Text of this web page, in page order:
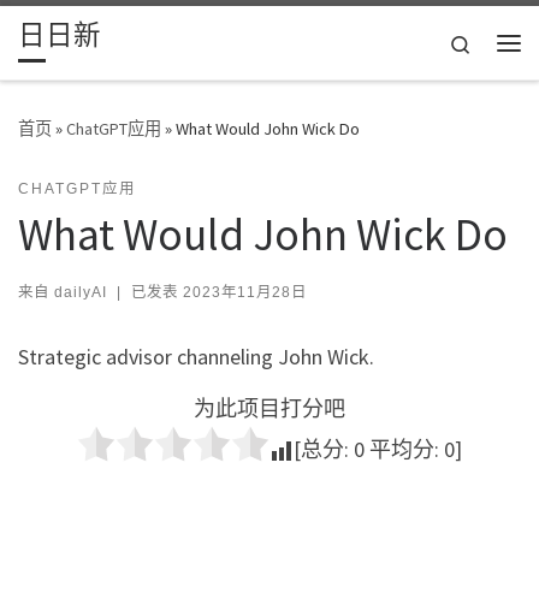
Skip to content
日日新
Search
首页»ChatGPT应用 »What Would John Wick Do
CHATGPT应用
What Would John Wick Do
来自 dailyAI | 已发表 2023年11月28日
Strategic advisor channeling John Wick.
为此项目打分吧
[总分: 0 平均分: 0]